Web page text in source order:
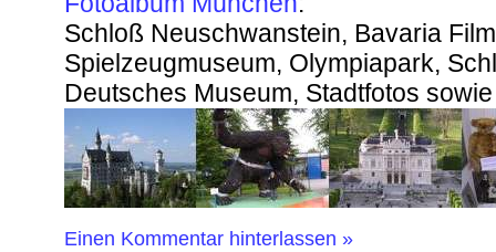
Schloß Neuschwanstein, Bavaria
Spielzeugmuseum, Olympiapark,
Deutsches Museum, Stadtfotos
Einen Kommentar hinterlassen »